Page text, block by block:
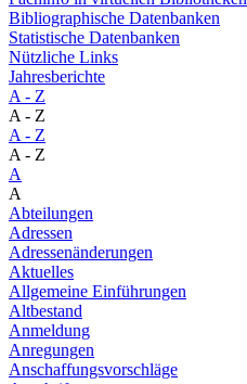
Bibliographische Datenbanken
Statistische Datenbanken
Nützliche Links
Jahresberichte
A - Z
A - Z
A - Z
A - Z
A
A
Abteilungen
Adressen
Adressenänderungen
Aktuelles
Allgemeine Einführungen
Altbestand
Anmeldung
Anregungen
Anschaffungsvorschläge